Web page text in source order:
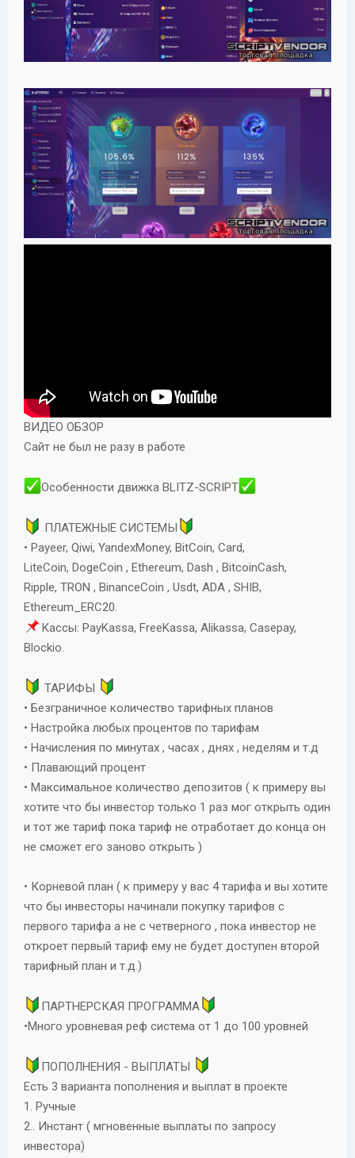
ВИДЕО ОБЗОР
Сайт не был не разу в работе
Особенности движка BLITZ-SCRIPT
ПЛАТЕЖНЫЕ СИСТЕМЫ
• Payeer, Qiwi, YandexMoney, BitCoin, Card,
LiteCoin, DogeCoin , Ethereum, Dash , BitcoinCash,
Ripple, TRON , BinanceCoin , Usdt, ADA , SHIB,
Ethereum_ERC20.
Кассы: PayKassa, FreeKassa, Alikassa, Casepay,
Blockio.
ТАРИФЫ
• Безграничное количество тарифных планов
• Настройка любых процентов по тарифам
• Начисления по минутах , часах , днях , неделям и т.д
• Плавающий процент
• Максимальное количество депозитов ( к примеру вы
хотите что бы инвестор только 1 раз мог открыть один
и тот же тариф пока тариф не отработает до конца он
не сможет его заново открыть )
• Корневой план ( к примеру у вас 4 тарифа и вы хотите
что бы инвесторы начинали покупку тарифов с
первого тарифа а не с четверного , пока инвестор не
откроет первый тариф ему не будет доступен второй
тарифный план и т.д.)
ПАРТНЕРСКАЯ ПРОГРАММА
•Много уровневая реф система от 1 до 100 уровней
ПОПОЛНЕНИЯ - ВЫПЛАТЫ
Есть 3 варианта пополнения и выплат в проекте
1. Ручные
2.. Инстант ( мгновенные выплаты по запросу
инвестора)